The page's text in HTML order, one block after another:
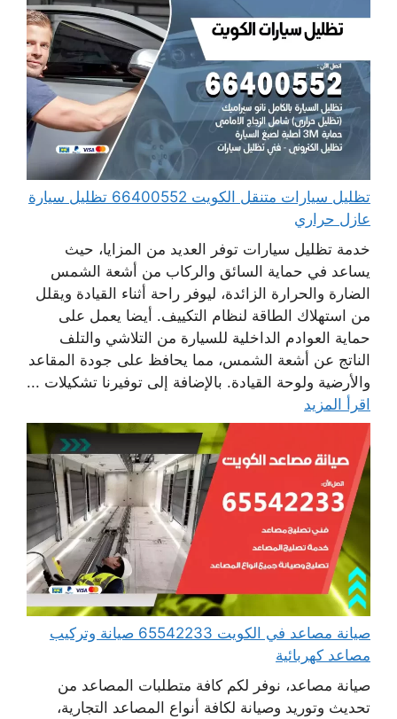
تظليل سيارات متنقل الكويت 66400552 تظليل سيارة
عازل حراري
خدمة تظليل سيارات توفر العديد من المزايا، حيث
يساعد في حماية السائق والركاب من أشعة الشمس
الضارة والحرارة الزائدة، ليوفر راحة أثناء القيادة ويقلل
من استهلاك الطاقة لنظام التكييف. أيضا يعمل على
حماية العوادم الداخلية للسيارة من التلاشي والتلف
الناتج عن أشعة الشمس، مما يحافظ على جودة المقاعد
والأرضية ولوحة القيادة. بالإضافة إلى توفيرنا تشكيلات ...
اقرأ المزيد
صيانة مصاعد في الكويت 65542233 صيانة وتركيب
مصاعد كهربائية
صيانة مصاعد، نوفر لكم كافة متطلبات المصاعد من
تحديث وتوريد وصيانة لكافة أنواع المصاعد التجارية،